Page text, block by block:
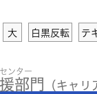
大 白黒反転 テ
ンター
部門 （キャリ